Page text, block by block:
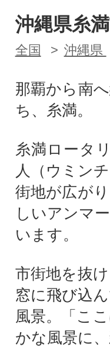
沖縄県糸
全国 沖縄県
那覇から南
ち、糸満。
糸満ロータ
人（ウミン
街地が広が
しいアンマ
います。
市街地を抜
窓に飛び込
風景。「こ
かな風景に